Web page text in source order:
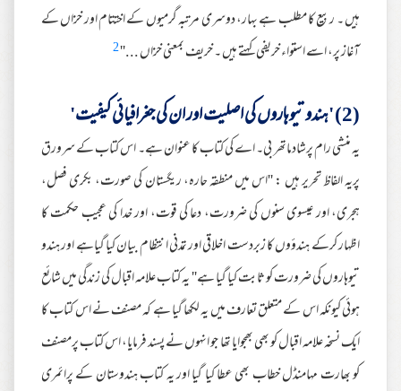
ہیں ۔ ربیع کا مطلب ہے بہار، دوسری مرتبہ گرمیوں کے اختتام اور خزاں کے
آغاز پر، اسے استواء خریفی کہتے ہیں ۔ خریف بمعنی خزاں ...''2
(2) 'ہندو تیوہاروں کی اصلیت اور ان کی جغرافیائی کیفیت'
یہ منشی رام پرشادماتھر بی۔ اے کی کتاب کا عنوان ہے۔ اس کتاب کے سرورق
پریہ الفاظ تحریر ہیں : ''اس میں منطقہ حارہ، ریگستان کی صورت، بکری فصل،
ہجری، اور عیسوی سنوں کی ضرورت، دعا کی قوت، اور خدا کی عجیب حکمت کا
اظہار کرکے ہندؤوں کا زبردست اخلاقی اور تمدنی انتظام بیان کیا گیاہے اور ہندو
تیوہاروں کی ضرورت کو ثابت کیا گیا ہے'' یہ کتاب علامہ اقبال کی زندگی میں شائع
ہوئی کیونکہ اس کے متعلق تعارف میں یہ لکھا گیا ہے کہ مصنف نے اس کتاب کا
ایک نسخہ علامہ اقبال کو بھی بھجوایا تھا جو انہوں نے پسند فرمایا، اس کتاب پرمصنف
کو بھارت مہامنڈل خطاب بھی عطا کیا گیا اور یہ کتاب ہندوستان کے پرائمری